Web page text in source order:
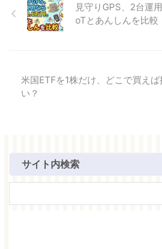
見守りGPS、2台運
oTとあんしんを比較
米国ETFを1株だけ、どこで買えば
い？
サイト内検索